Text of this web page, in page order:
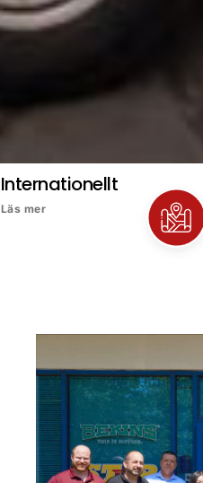
Internationellt
Läs mer